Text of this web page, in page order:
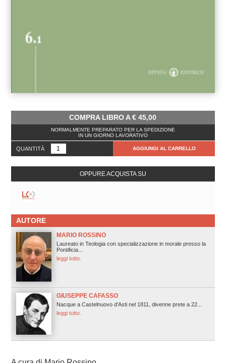
COMPRA LIBRO A€ 45,00
NORMALMENTE PREPARATO PER LA SPEDIZIONE
IN UN GIORNO LAVORATIVO
QUANTITÀ AGGIUNGI AL CARRELLO
OPPURE ACQUISTA SU
AUTORE
MARIO ROSSINO
Laureato in Teologia con specializzazione in morale presso la
Pontificia...
leggi tutto.
GIUSEPPE CAFASSO
Nacque a Castelnuovo d'Asti nel 1811, divenne prete a 22...
leggi tutto.